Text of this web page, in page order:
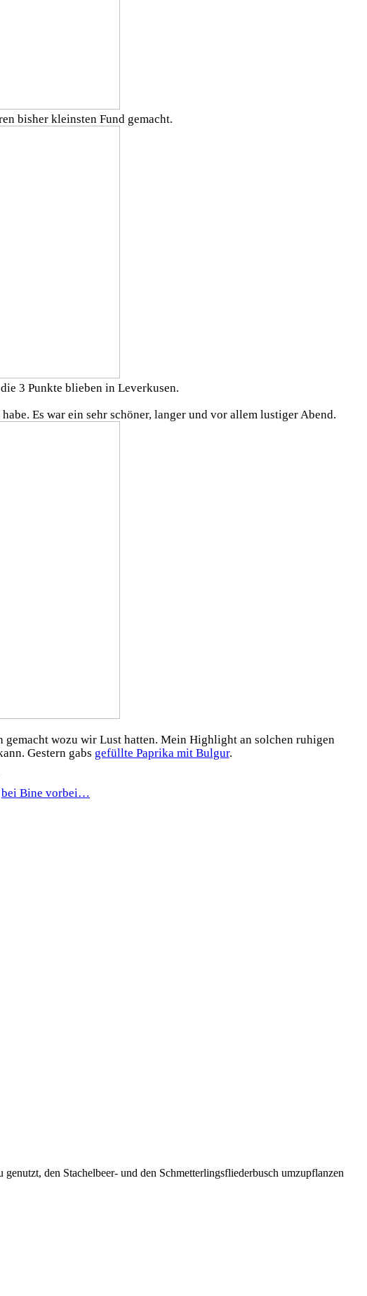
bisher kleinsten Fund gemacht.
3 Punkte blieben in Leverkusen.
Es war ein sehr schöner, langer und vor allem lustiger Abend.
gemacht wozu wir Lust hatten. Mein Highlight an solchen ruhigen
Gestern gabs gefüllte Paprika mit Bulgur.
bei Bine vorbei…
den Stachelbeer- und den Schmetterlingsfliederbusch umzupflanzen